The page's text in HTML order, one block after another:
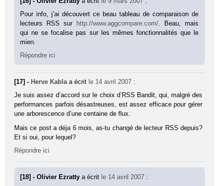
Pour info, j’ai découvert ce beau tableau de comparaison de
lecteurs RSS sur http://www.aggcompare.com/. Beau, mais
qui ne se focalise pas sur les mêmes fonctionnalités que le
mien.
Répondre ici
[17] - Herve Kabla a écrit le 14 avril 2007 :
Je suis assez d’accord sur le choix d’RSS Bandit, qui, malgré des
performances parfois désastreuses, est assez efficace pour gérer
une arborescence d’une centaine de flux.
Mais ce post a déja 6 mois, as-tu changé de lecteur RSS depuis?
Et si oui, pour lequel?
Répondre ici
[18] - Olivier Ezrattya écrit le 14 avril 2007 :